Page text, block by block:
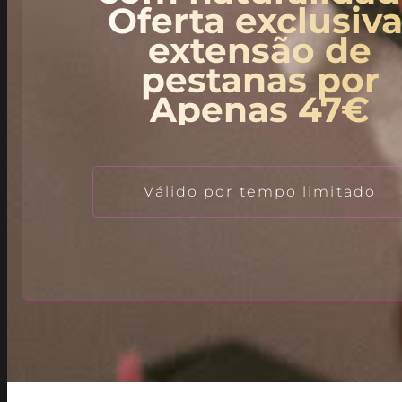
Oferta
extensão de
pestanas por
Apenas 47€
Válido por tempo limitado